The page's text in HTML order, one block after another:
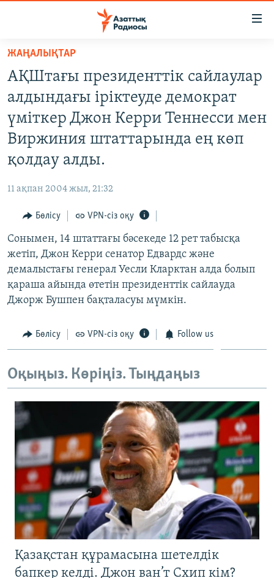
Skip
main
content
main
Navigation
to
САЯСАТ
AZATTYQTV
ҚАҢТАР ОҚИҒАСЫ
АДАМ ҚҰҚЫҚТАРЫ
АРНАЙЫ ЖОБАЛАР
Русский
ЖАЗЫЛЫҢЫЗ
Басқа тілдерде
ЖАҢАЛЫҚТАР
АҚШтағы президенттік сайлаулар
алдындағы іріктеуде демократ
үміткер Джон Керри Теннесси мен
Виржиния штаттарында ең көп
қолдау алды.
11 ақпан 2004 жыл, 21:32
Бөлісу VPN-сіз оқу
Сонымен, 14 штаттағы бәсекеде 12 рет табысқа
жетіп, Джон Керри сенатор Едвардс және
демалыстағы генерал Уесли Кларктан алда болып
қараша айында өтетін президенттік сайлауда
Джорж Бушпен бақталасуы мүмкін.
Бөлісу VPN-сіз оқу Follow us
Оқыңыз. Көріңіз. Тыңдаңыз
Қазақстан құрамасына шетелдік
бапкер келді. Джон ван’т Схип кім?